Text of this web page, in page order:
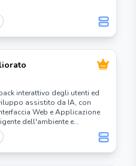
interattivo degli utenti ed
assistito da IA, con
Web e Applicazione
dell'ambiente e